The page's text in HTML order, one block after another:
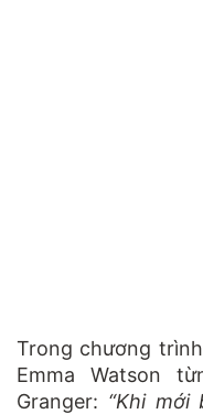
Trong chương
Emma Watson
Granger: “Khi mới